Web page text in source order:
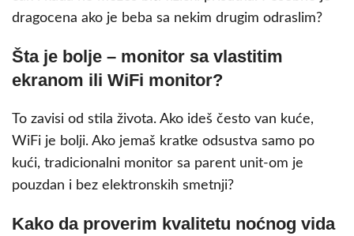
dragocena ako je beba sa nekim drugim odraslim?
Šta je bolje – monitor sa vlastitim
ekranom ili WiFi monitor?
To zavisi od stila života. Ako ideš često van kuće,
WiFi je bolji. Ako jemaš kratke odsustva samo po
kući, tradicionalni monitor sa parent unit-om je
pouzdan i bez elektronskih smetnji?
Kako da proverim kvalitetu noćnog vida